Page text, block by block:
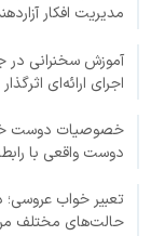
مدیریت افکار
آموزش سخنرانی
اجرای ارائه‌ای اثرگذار
خصوصیات دوست
دوست واقعی با
تعبیر خواب
حالت‌های مختلف